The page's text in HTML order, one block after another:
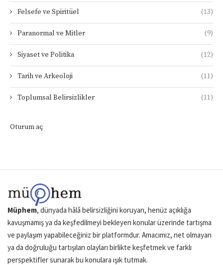
Felsefe ve Spiritüel (13)
Paranormal ve Mitler (9)
Siyaset ve Politika (12)
Tarih ve Arkeoloji (11)
Toplumsal Belirsizlikler (11)
Oturum aç
Müphem, dünyada hâlâ belirsizliğini koruyan, henüz açıklığa
kavuşmamış ya da keşfedilmeyi bekleyen konular üzerinde tartışma
ve paylaşım yapabileceğiniz bir platformdur. Amacımız, net olmayan
ya da doğruluğu tartışılan olayları birlikte keşfetmek ve farklı
perspektifler sunarak bu konulara ışık tutmak.